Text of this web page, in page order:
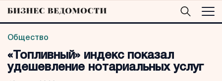
Общество
«Топливный» индекс показал
удешевление нотариальных услуг